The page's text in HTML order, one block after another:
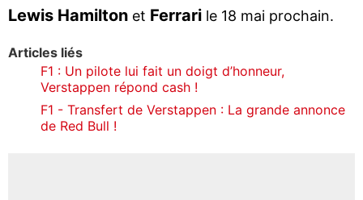
Lewis Hamilton et Ferrari le 18 mai prochain.
Articles liés
F1 : Un pilote lui fait un doigt d’honneur,
Verstappen répond cash !
F1 - Transfert de Verstappen : La grande annonce
de Red Bull !